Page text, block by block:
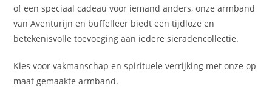
of een speciaal cadeau voor iemand anders, onze armband
van Aventurijn en buffelleer biedt een tijdloze en
betekenisvolle toevoeging aan iedere sieradencollectie.
Kies voor vakmanschap en spirituele verrijking met onze op
maat gemaakte armband.